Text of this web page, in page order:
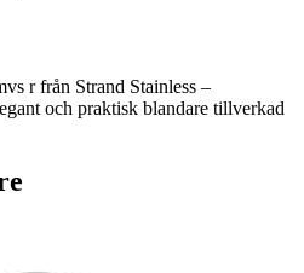
r från Strand Stainless –
och praktisk blandare tillverkad